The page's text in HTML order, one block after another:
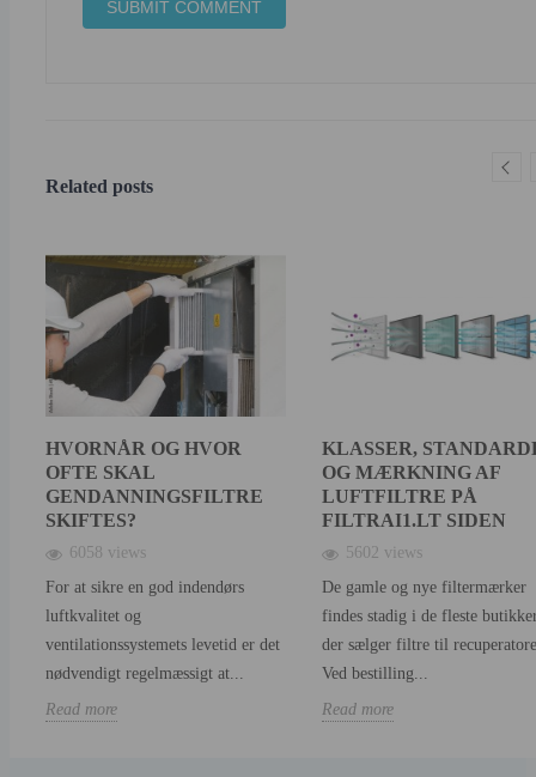
Related posts
HVORNÅR OG HVOR
OFTE SKAL
GENDANNINGSFILTRE
SKIFTES?
6058 views
For at sikre en god indendørs
luftkvalitet og
ventilationssystemets levetid er det
nødvendigt regelmæssigt at...
Read more
KLASSER,
OG MÆRKNING AF
LUFTFILTRE PÅ
FILTRAI1.LT SIDEN
5602 views
De gamle og nye filtermærker
findes stadig i de fleste
der sælger filtre til
Ved bestilling...
Read more